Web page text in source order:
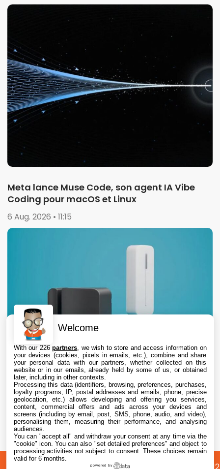
Meta lance Muse Code, son agent IA Vibe
Coding pour macOS et Linux
6 Aug. 2026 • 11:15
Abode lance deux nouveaux capteurs
compatibles Apple Home pour sécuriser
garages et portails
6 Aug. 2026 • 9:45
Welcome
With our 226partners , we wish to store and access information on
your devices (cookies, pixels in emails, etc.), combine and share
your personal data with our partners, whether collected on this
website or in our emails, already held by some of us, or obtained
later, including in other contexts.
Processing this data (identifiers, browsing, preferences, purchases,
loyalty programs, IP, postal addresses and emails, phone, precise
geolocation, etc.) allows developing and offering you services,
content, commercial offers and ads across your devices and
screens (including by email, post, SMS, phone, audio, and video),
personalising them, measuring their performance, and analysing
audiences.
You can "accept all" and withdraw your consent at any time via the
"cookie" icon. You can also "set detailed preferences" and object to
processing activities not subject to consent. These choices remain
valid for 6 months.
powered by